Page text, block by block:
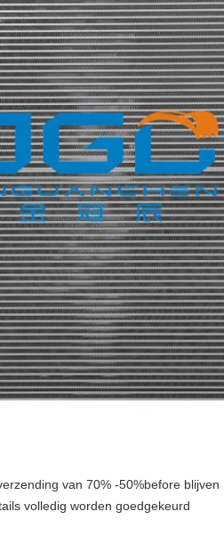
van 70% -50%before blijven
volledig worden goedgekeurd